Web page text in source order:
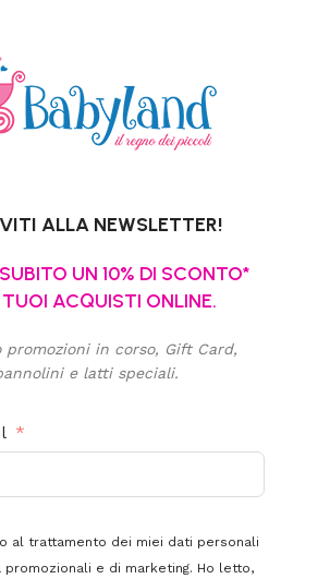
ALLA NEWSLETTER!
UN 10% DI SCONTO*
TUOI ACQUISTI ONLINE.
promozioni in corso, Gift Card,
e latti speciali.
al trattamento dei miei dati personali
promozionali e di marketing. Ho letto,